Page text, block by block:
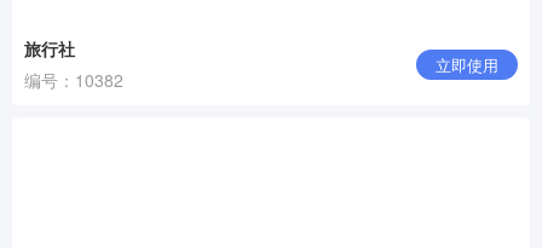
旅行社
编号：10382
立即使用